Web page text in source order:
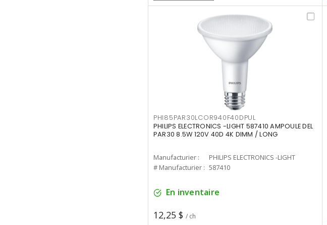
PHI85PAR30LCOR940F40DPUL
PHILIPS ELECTRONICS -LIGHT 587410 AMPOULE DEL
PAR30 8.5W 120V 40D 4K DIMM / LONG
Manufacturier :
PHILIPS ELECTRONICS -LIGHT
# Manufacturier : 587410
En inventaire
12,25 $ / ch